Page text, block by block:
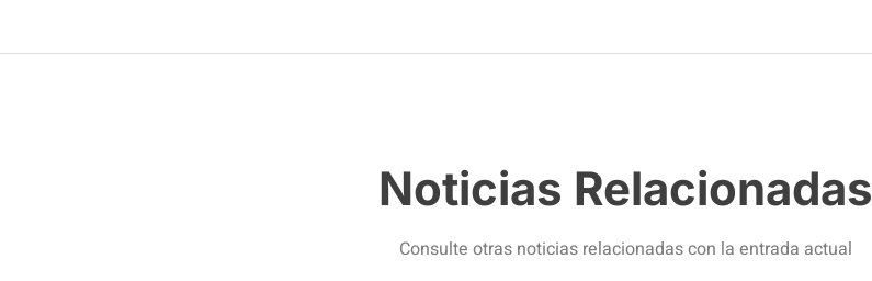
Noticias Relacionadas
Consulte otras noticias relacionadas con la entrada actual